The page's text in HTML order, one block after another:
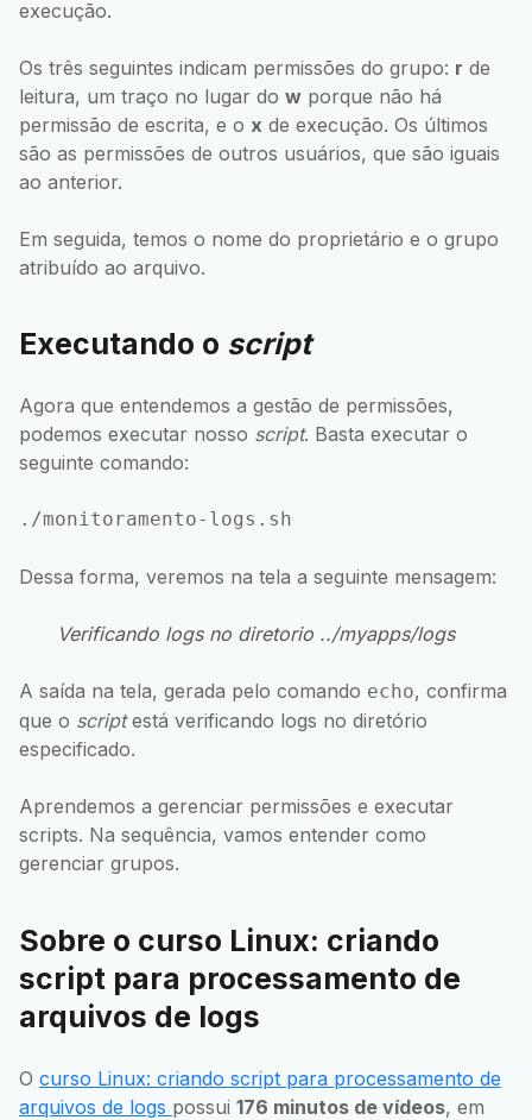
execução.
Os três seguintes indicam permissões do grupo: r de
leitura, um traço no lugar do w porque não há
permissão de escrita, e o x de execução. Os últimos
são as permissões de outros usuários, que são iguais
ao anterior.
Em seguida, temos o nome do proprietário e o grupo
atribuído ao arquivo.
Executando o script
Agora que entendemos a gestão de permissões,
podemos executar nosso script. Basta executar o
seguinte comando:
Dessa forma, veremos na tela a seguinte mensagem:
Verificando logs no diretorio ../myapps/logs
A saída na tela, gerada pelo comando echo, confirma
que o scriptestá verificando logs no diretório
especificado.
Aprendemos a gerenciar permissões e executar
scripts. Na sequência, vamos entender como
gerenciar grupos.
Sobre o curso Linux: criando
script para processamento de
arquivos de logs
O curso Linux: criando script para processamento de
arquivos de logs possui 176 minutos de vídeos, em